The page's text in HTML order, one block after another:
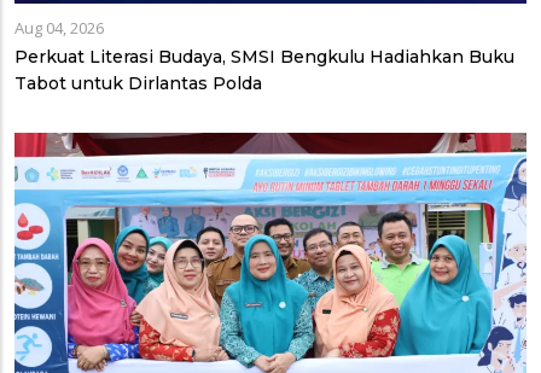
Aug 04, 2026
Perkuat Literasi Budaya, SMSI Bengkulu Hadiahkan Buku
Tabot untuk Dirlantas Polda